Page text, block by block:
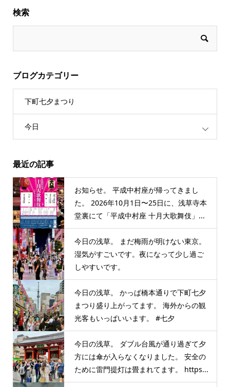
検索
ブログカテゴリー
下町七夕まつり
今日
最近の記事
お知らせ。 平成中村座が帰ってきまし
た。 2026年10月1日〜25日に、浅草寺本
堂裏にて「平成中村座 十月大歌舞伎」...
今日の浅草。 まだ梅雨が明けない東京。
湿気がすごいです。夜になって少し過ご
しやすいです。
今日の浅草。 かっぱ橋本通りで下町七夕
まつり盛り上がってます。 海外からの観
光客もいっぱいいます。 #七夕
今日の浅草。 ダブル台風が通り過ぎて夕
方には傘が入らなくなりました。 安全の
ために雷門提灯は畳まれてます。 https...